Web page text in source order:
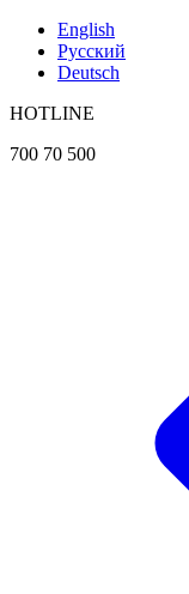
English
Русский
Deutsch
HOTLINE
700 70 500